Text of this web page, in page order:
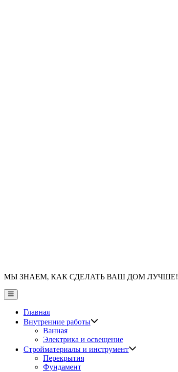
МЫ ЗНАЕМ, КАК СДЕЛАТЬ ВАШ ДОМ ЛУЧШЕ!
Главное
меню
Главная
Внутренние работы
Ванная
Электрика и освещение
Стройматериалы и инструмент
Перекрытия
Фундамент